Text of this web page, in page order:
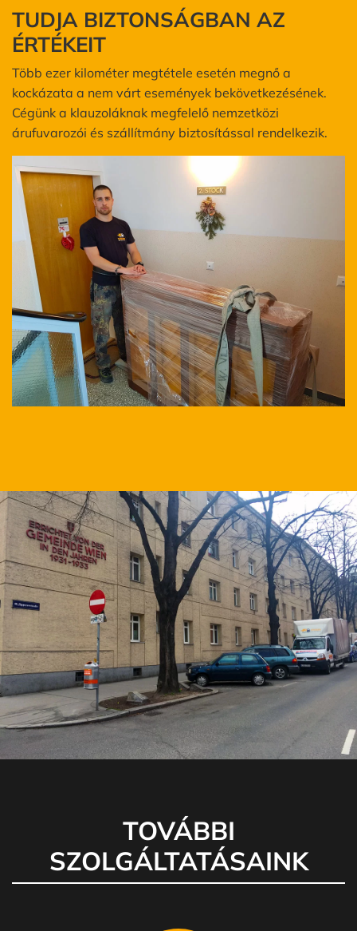
TUDJA BIZTONSÁGBAN AZ
ÉRTÉKEIT
Több ezer kilométer megtétele esetén megnő a
kockázata a nem várt események bekövetkezésének.
Cégünk a klauzoláknak megfelelő nemzetközi
árufuvarozói és szállítmány biztosítással rendelkezik.
TOVÁBBI
SZOLGÁLTATÁSAINK